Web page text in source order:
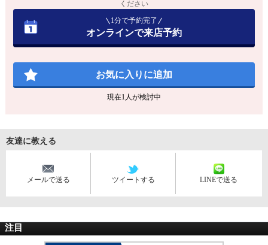
ください
1分で予約完了
オンラインで来店予約
お気に入りに追加
現在1人が検討中
友達に教える
メールで送る ツイートする LINEで送る
注目